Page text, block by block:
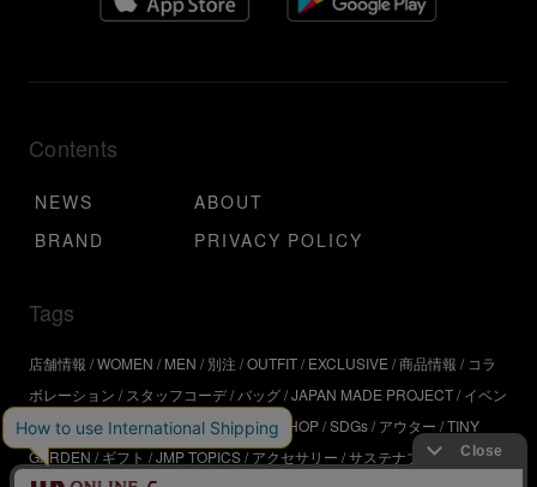
Contents
NEWS
ABOUT
BRAND
PRIVACY POLICY
Tags
店舗情報 WOMEN MEN 別注 OUTFIT EXCLUSIVE 商品情報
コラ
ボレーション
スタッフコーデ バッグ JAPAN MADE PROJECT イベン
ト アウトドア インタビュー WORKSHOP SDGs アウター TINY
GARDEN
ギフト JMP TOPICS アクセサリー サステナブル
UR